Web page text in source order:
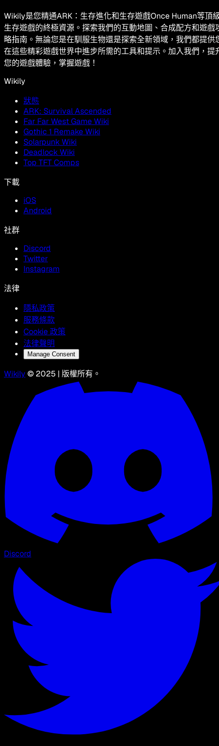
Wikily是您精通ARK：生存進化和生存遊戲Once Human等頂
生存遊戲的終極資源。探索我們的互動地圖、合成配方和遊戲
略指南。無論您是在馴服生物還是探索全新領域，我們都提供
在這些精彩遊戲世界中進步所需的工具和提示。加入我們，提
您的遊戲體驗，掌握遊戲！
Wikily
狀態
ARK: Survival Ascended
Far Far West Game Wiki
Gothic 1 Remake Wiki
Solarpunk Wiki
Deadlock Wiki
Top TFT Comps
下載
iOS
Android
社群
Discord
Twitter
Instagram
法律
隱私政策
服務條款
Cookie 政策
法律聲明
Manage Consent
Wikily © 2025 | 版權所有。
Discord